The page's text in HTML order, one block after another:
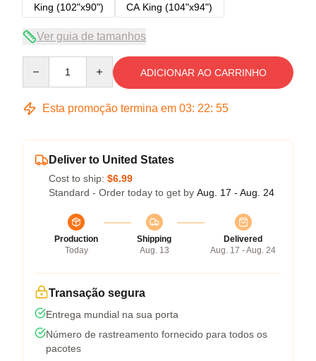
King (102"x90")
CA King (104"x94")
Ver guia de tamanhos
ADICIONAR AO CARRINHO
Esta promoção termina em 03: 22: 54
Deliver to United States
Cost to ship: $6.99
Standard - Order today to get by Aug. 17 - Aug. 24
Production
Today
Shipping
Aug. 13
Delivered
Aug. 17 - Aug. 24
Transação segura
Entrega mundial na sua porta
Número de rastreamento fornecido para todos os
pacotes